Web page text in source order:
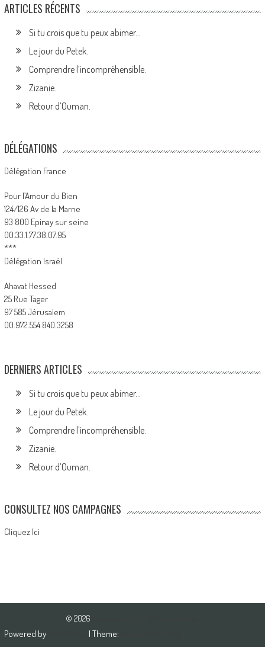
ARTICLES RÉCENTS
Si tu crois que tu peux abimer…
Le jour du Petek.
Comprendre l’incompréhensible.
Zizanie.
Retour d’Ouman.
DÉLÉGATIONS
Délégation France
Pour l’Amour du Bien
124/126 Av de la Marne
93 800 Epinay sur seine
00.33.1.77.38.07.95
***
Délégation Israël
Ahavat Hessed
25 Rue Tager
97 585 Jérusalem
00.972.554.840.3258
DERNIERS ARTICLES
Si tu crois que tu peux abimer…
Le jour du Petek.
Comprendre l’incompréhensible.
Zizanie.
Retour d’Ouman.
CONSULTEZ NOS CAMPAGNES
Cliquez Ici
© 2026
Powered by | Theme: